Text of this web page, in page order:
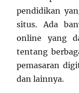
pendidikan
situs. Ada
online yang
tentang
pemasaran
dan lainnya.